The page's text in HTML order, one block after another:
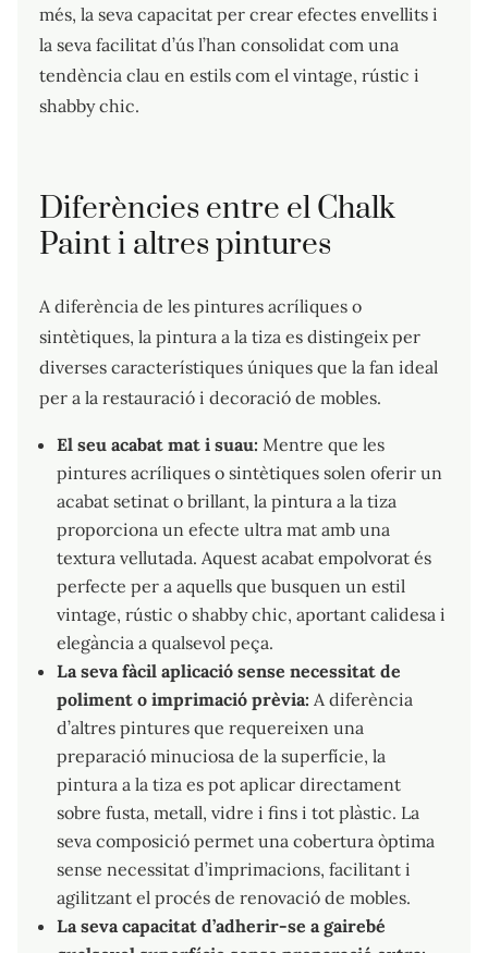
més, la seva capacitat per crear efectes envellits i
la seva facilitat d’ús l’han consolidat com una
tendència clau en estils com el vintage, rústic i
shabby chic.
Diferències entre el Chalk
Paint i altres pintures
A diferència de les pintures acríliques o
sintètiques, la pintura a la tiza es distingeix per
diverses característiques úniques que la fan ideal
per a la restauració i decoració de mobles.
El seu acabat mat i suau: Mentre que les
pintures acríliques o sintètiques solen oferir un
acabat setinat o brillant, la pintura a la tiza
proporciona un efecte ultra mat amb una
textura vellutada. Aquest acabat empolvorat és
perfecte per a aquells que busquen un estil
vintage, rústic o shabby chic, aportant calidesa i
elegància a qualsevol peça.
La seva fàcil aplicació sense necessitat de
poliment o imprimació prèvia: A diferència
d’altres pintures que requereixen una
preparació minuciosa de la superfície, la
pintura a la tiza es pot aplicar directament
sobre fusta, metall, vidre i fins i tot plàstic. La
seva composició permet una cobertura òptima
sense necessitat d’imprimacions, facilitant i
agilitzant el procés de renovació de mobles.
La seva capacitat d’adherir-se a gairebé